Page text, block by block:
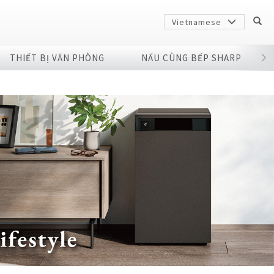
Vietnamese
THIẾT BỊ VĂN PHÒNG NẤU CÙNG BẾP SHARP